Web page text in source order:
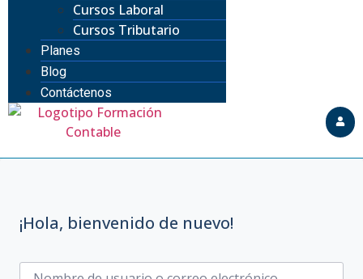
Cursos Laboral
Cursos Tributario
Planes
Blog
Contáctenos
¡Hola, bienvenido de nuevo!